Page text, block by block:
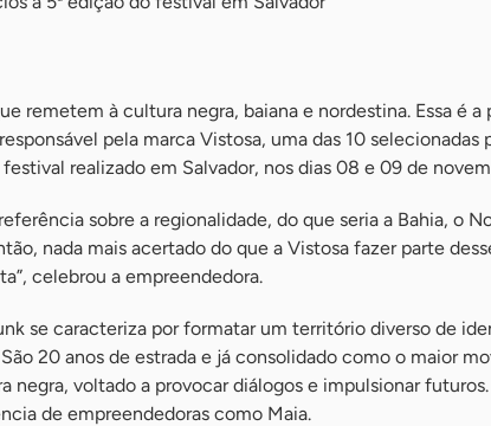
remetem à cultura negra, baiana e nordestina. Essa é a
pela marca Vistosa, uma das 10 selecionadas
realizado em Salvador, nos dias 08 e 09 de
sobre a regionalidade, do que seria a Bahia, o
nada mais acertado do que a Vistosa fazer parte
celebrou a empreendedora.
se caracteriza por formatar um território diverso de
20 anos de estrada e já consolidado como o maior
negra, voltado a provocar diálogos e impulsionar futuros.
de empreendedoras como Maia.